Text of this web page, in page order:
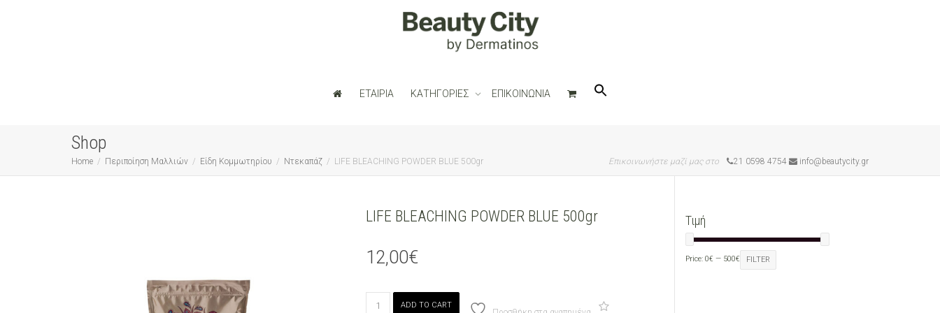
ΕΤΑΙΡΙΑ ΚΑΤΗΓΟΡΙΕΣ ΕΠΙΚΟΙΝΩΝΙΑ
Shop
Home Περιποίηση Μαλλιών Είδη Κομμωτηρίου Ντεκαπάζ LIFE BLEACHING POWDER BLUE 500gr Επικοινωνήστε μαζί μας στο 21 0598 4754 info@beautycity.gr
LIFE BLEACHING POWDER BLUE 500gr
12,00€
ADD TO CART
Τιμή
FILTER
Price: 0€ — 500€